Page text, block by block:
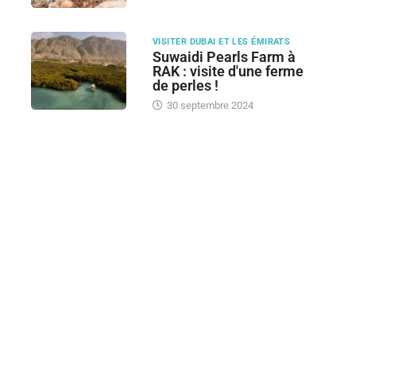
VISITER DUBAI ET LES ÉMIRATS
Suwaidi Pearls Farm à
RAK : visite d'une ferme
de perles !
30 septembre 2024